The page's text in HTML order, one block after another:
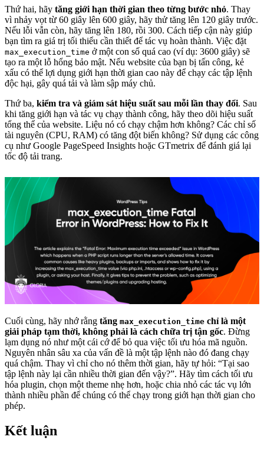
Thứ hai, hãy tăng giới hạn thời gian theo từng bước nhỏ. Thay
vì nhảy vọt từ 60 giây lên 600 giây, hãy thử tăng lên 120 giây trước.
Nếu lỗi vẫn còn, hãy tăng lên 180, rồi 300. Cách tiếp cận này giúp
bạn tìm ra giá trị tối thiểu cần thiết để tác vụ hoàn thành. Việc đặt
max_execution_time ở một con số quá cao (ví dụ: 3600 giây) sẽ
tạo ra một lỗ hổng bảo mật. Nếu website của bạn bị tấn công, kẻ
xấu có thể lợi dụng giới hạn thời gian cao này để chạy các tập lệnh
độc hại, gây quá tải và làm sập máy chủ.
Thứ ba, kiểm tra và giám sát hiệu suất sau mỗi lần thay đổi. Sau
khi tăng giới hạn và tác vụ chạy thành công, hãy theo dõi hiệu suất
tổng thể của website. Liệu nó có chạy chậm hơn không? Các chỉ số
tài nguyên (CPU, RAM) có tăng đột biến không? Sử dụng các công
cụ như Google PageSpeed Insights hoặc GTmetrix để đánh giá lại
tốc độ tải trang.
Cuối cùng, hãy nhớ rằng tăng max_execution_time chỉ là một
giải pháp tạm thời, không phải là cách chữa trị tận gốc. Đừng
lạm dụng nó như một cái cớ để bỏ qua việc tối ưu hóa mã nguồn.
Nguyên nhân sâu xa của vấn đề là một tập lệnh nào đó đang chạy
quá chậm. Thay vì chỉ cho nó thêm thời gian, hãy tự hỏi: “Tại sao
tập lệnh này lại cần nhiều thời gian đến vậy?”. Hãy tìm cách tối ưu
hóa plugin, chọn một theme nhẹ hơn, hoặc chia nhỏ các tác vụ lớn
thành nhiều phần để chúng có thể chạy trong giới hạn thời gian cho
phép.
Kết luận